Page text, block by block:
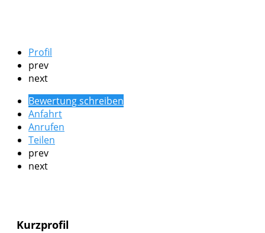
Profil
prev
next
Bewertung schreiben
Anfahrt
Anrufen
Teilen
prev
next
Kurzprofil